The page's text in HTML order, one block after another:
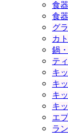
食
食器
グ
カ
鍋
テ
キ
キ
キ
キ
エ
ラ